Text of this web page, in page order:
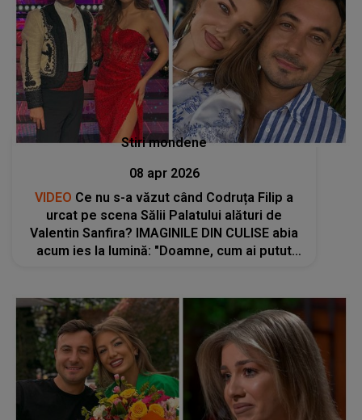
Stiri mondene
08 apr 2026
VIDEO Ce nu s-a văzut când Codruța Filip a
urcat pe scena Sălii Palatului alături de
Valentin Sanfira? IMAGINILE DIN CULISE abia
acum ies la lumină: "Doamne, cum ai putut